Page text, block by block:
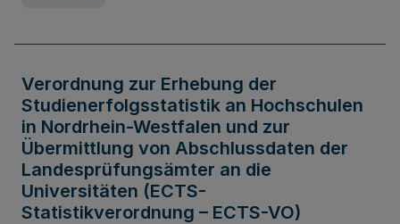
Verordnung zur Erhebung der
Studienerfolgsstatistik an Hochschulen
in Nordrhein-Westfalen und zur
Übermittlung von Abschlussdaten der
Landesprüfungsämter an die
Universitäten (ECTS-
Statistikverordnung – ECTS-VO)